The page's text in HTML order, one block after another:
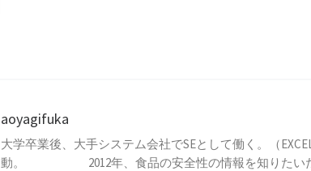
aoyagifuka
大学卒業後、大手システム会社でSEとして働く。（
動。 2012年、食品の安全性の情報を知りたいため